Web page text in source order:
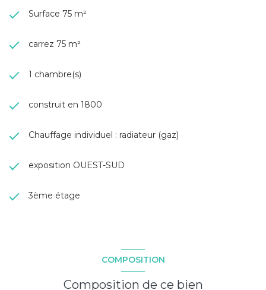
Surface 75 m²
carrez 75 m²
1 chambre(s)
construit en 1800
Chauffage individuel : radiateur (gaz)
exposition OUEST-SUD
3ème étage
COMPOSITION
Composition de ce bien